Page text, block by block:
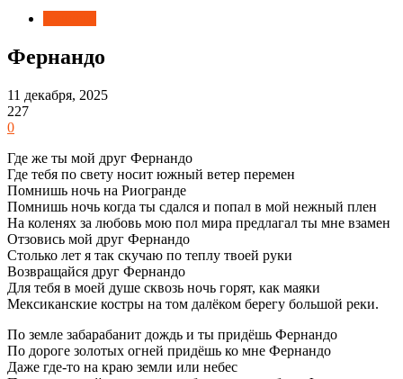
Фернандо
11 декабря, 2025
227
0
Где же ты мой друг Фернандо
Где тебя по свету носит южный ветер перемен
Помнишь ночь на Риогранде
Помнишь ночь когда ты сдался и попал в мой нежный плен
На коленях за любовь мою пол мира предлагал ты мне взамен
Отзовись мой друг Фернандо
Столько лет я так скучаю по теплу твоей руки
Возвращайся друг Фернандо
Для тебя в моей душе сквозь ночь горят, как маяки
Мексиканские костры на том далёком берегу большой реки.
По земле забарабанит дождь и ты придёшь Фернандо
По дороге золотых огней придёшь ко мне Фернандо
Даже где-то на краю земли или небес